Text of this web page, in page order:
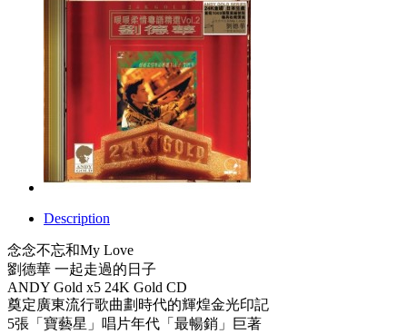
Description
念念不忘和My Love
劉德華 一起走過的日子
ANDY Gold x5 24K Gold CD
奠定廣東流行歌曲劃時代的輝煌金光印記
5張「寶藝星」唱片年代「最暢銷」巨著